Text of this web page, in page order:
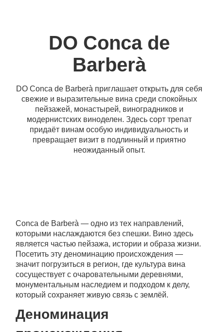
DO Conca de
Barberà
DO Conca de Barberà приглашает открыть для себя
свежие и выразительные вина среди спокойных
пейзажей, монастырей, виноградников и
модернистских виноделен. Здесь сорт трепат
придаёт винам особую индивидуальность и
превращает визит в подлинный и приятно
неожиданный опыт.
Conca de Barberà — одно из тех направлений,
которыми наслаждаются без спешки. Вино здесь
является частью пейзажа, истории и образа жизни.
Посетить эту деноминацию происхождения —
значит погрузиться в регион, где культура вина
сосуществует с очаровательными деревнями,
монументальным наследием и подходом к делу,
который сохраняет живую связь с землёй.
Деноминация